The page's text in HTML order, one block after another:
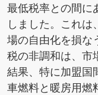
最低税率との間に
しました。これ
場の自由化を損な
税の非調和は、市
結果、特に加盟国
車燃料と暖房用燃